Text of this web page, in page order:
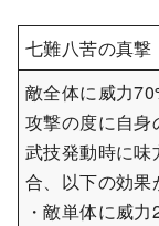
七難八苦の真
敵全体に威力
攻撃の度に自
武技発動時に
合、以下の効果
・敵単体に威